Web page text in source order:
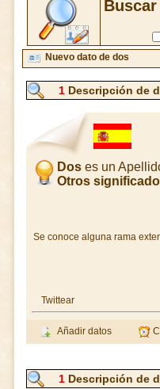
Buscar
Nuevo dato de dos
1 Descripción de
Doses un
Otros
Se conoce alguna rama
Twittear
Añadir datos
1 Descripción de